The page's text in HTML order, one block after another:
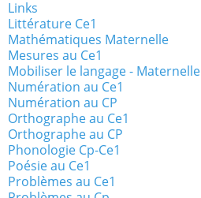
Links
Littérature Ce1
Mathématiques Maternelle
Mesures au Ce1
Mobiliser le langage - Maternelle
Numération au Ce1
Numération au CP
Orthographe au Ce1
Orthographe au CP
Phonologie Cp-Ce1
Poésie au Ce1
Problèmes au Ce1